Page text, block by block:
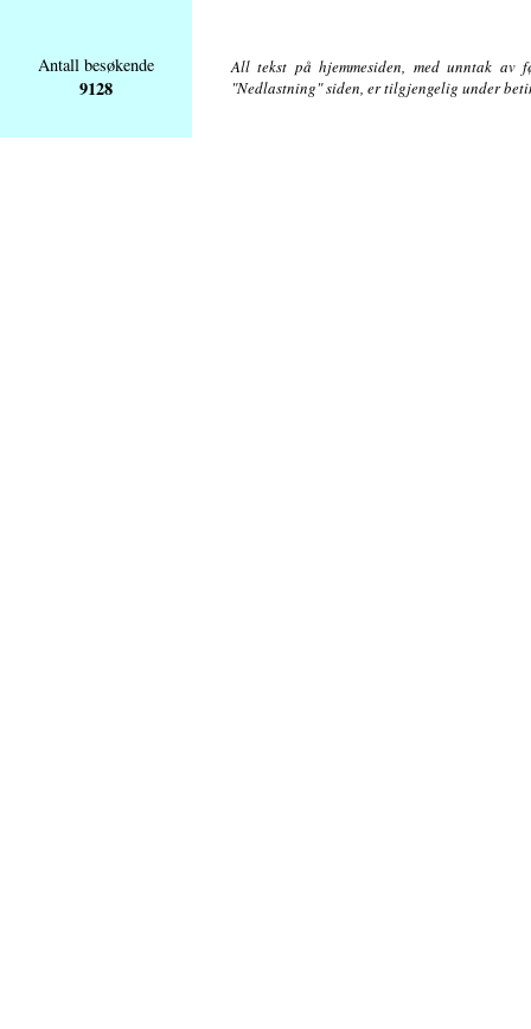
Antall besøkende
9128
All tekst på hjemmesiden, med unntak av
"Nedlastning" siden, er tilgjengelig under